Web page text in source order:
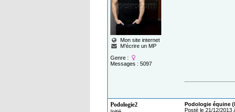
Mon site internet
M'écrire un MP
Genre :
Messages : 5097
Podologie2
Podologie équine
Posté le 21/12/2013